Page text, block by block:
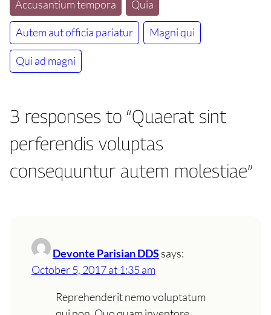
Accusantium tempora Quia
Autem aut officia pariatur Magni qui
Qui ad magni
3 responses to “Quaerat sint
perferendis voluptas
consequuntur autem molestiae”
Devonte Parisian DDS says:
October 5, 2017 at 1:35 am
Reprehenderit nemo voluptatum